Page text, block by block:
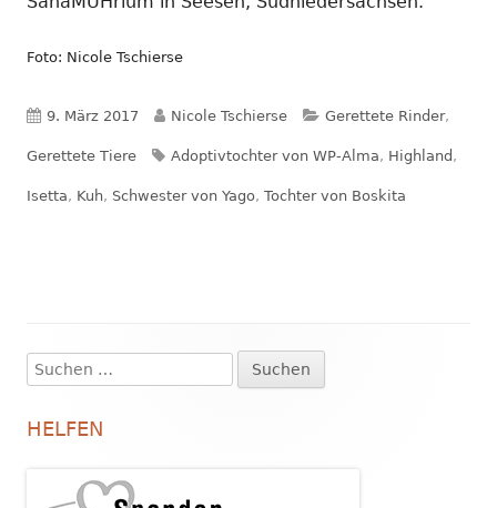
Foto: Nicole Tschierse
Veröffentlicht
am
9. März 2017 Autor
Nicole Tschierse Kategorien
Gerettete Rinder,
Gerettete Tiere Schlagwörter
Adoptivtochter von WP-Alma, Highland ,
Isetta, Kuh, Schwester von Yago, Tochter von Boskita
Haupt-
Seitenleiste
Suchen
nach:
HELFEN